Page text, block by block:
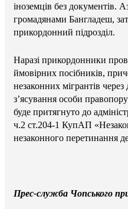
іноземців без документів.
громадянами Бангладеш,
прикордонний підрозділ.
Наразі прикордонники
ймовірних посібників,
незаконних мігрантів
з’ясування особи
буде притягнуто до
ч.2 ст.204-1 КупАП
незаконного перетинання
Прес-служба Чопського